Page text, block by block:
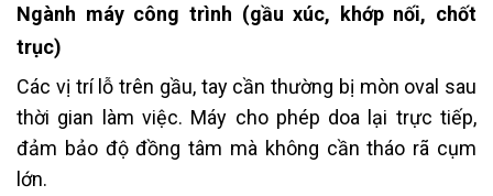
Ngành máy công trình (gầu xúc, khớp nối, chốt
trục)
Các vị trí lỗ trên gầu, tay cần thường bị mòn oval sau
thời gian làm việc. Máy cho phép doa lại trực tiếp,
đảm bảo độ đồng tâm mà không cần tháo rã cụm
lớn.